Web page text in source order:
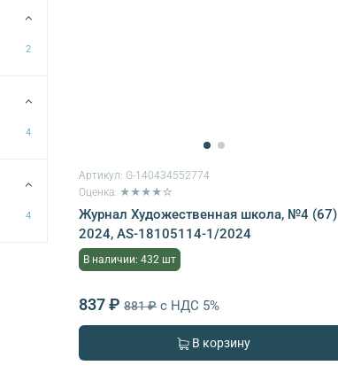
Артикул: G-140434552774
Оценка: ★★★★☆
Журнал Художественная школа, №4 (67)
2024, AS-18105114-1/2024
В наличии: 432 шт
837 ₽ 881 ₽ с НДС 5%
В корзину
2
4
4